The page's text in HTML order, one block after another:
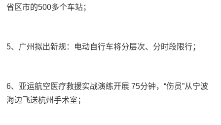
省区市的500多个车站；
5、广州拟出新规：电动自行车将分层次、分时段限行；
6、亚运航空医疗救援实战演练开展 75分钟，“伤员”从宁波
海边飞送杭州手术室；